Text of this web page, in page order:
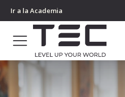
Ir a la Academia
Cursos en el
Escocia
Glasgow